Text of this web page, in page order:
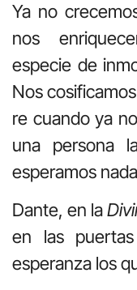
Ya no
nos
especie de
Nos
re cuando ya
una persona
esperamos
Dante, en la
en las
esperanza los